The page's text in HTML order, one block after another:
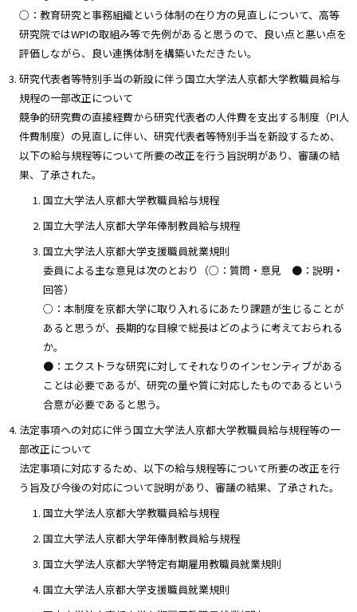
○：教育研究と事務組織という体制の在り方の見直しについて、高等
研究院ではWPIの取組み等で先例があると思うので、良い点と悪い点を
評価しながら、良い連携体制を構築いただきたい。
研究代表者等特別手当の新設に伴う国立大学法人京都大学教職員給与
規程の一部改正について
競争的研究費の直接経費から研究代表者の人件費を支出する制度（PI人
件費制度）の見直しに伴い、研究代表者等特別手当を新設するため、
以下の給与規程等について所要の改正を行う旨説明があり、審議の結
果、了承された。
国立大学法人京都大学教職員給与規程
国立大学法人京都大学年俸制教員給与規程
国立大学法人京都大学支援職員就業規則
委員による主な意見は次のとおり（○：質問・意見 ●：説明・
回答）
○：本制度を京都大学に取り入れるにあたり課題が生じることが
あると思うが、長期的な目線で総長はどのように考えておられる
か。
●：エクストラな研究に対してそれなりのインセンティブがある
ことは必要であるが、研究の量や質に対応したものであるという
合意が必要であると思う。
法定事項への対応に伴う国立大学法人京都大学教職員給与規程等の一
部改正について
法定事項に対応するため、以下の給与規程等について所要の改正を行
う旨及び今後の対応について説明があり、審議の結果、了承された。
国立大学法人京都大学教職員給与規程
国立大学法人京都大学年俸制教員給与規程
国立大学法人京都大学特定有期雇用教職員就業規則
国立大学法人京都大学支援職員就業規則